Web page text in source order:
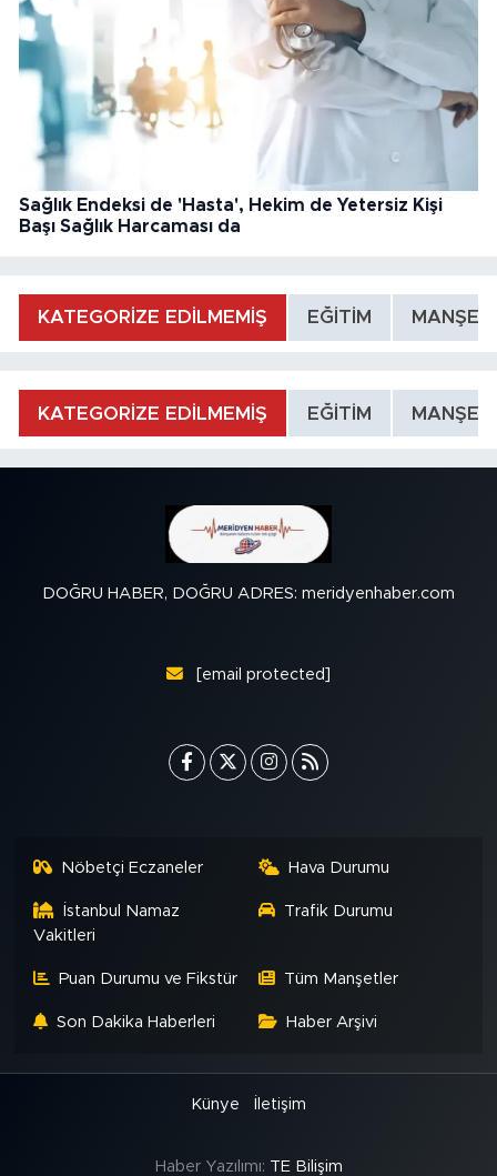
Sağlık Endeksi de 'Hasta', Hekim de Yetersiz Kişi
Başı Sağlık Harcaması da
KATEGORİZE EDİLMEMİŞ EĞİTİM MANŞET
KATEGORİZE EDİLMEMİŞ EĞİTİM MANŞET
DOĞRU HABER, DOĞRU ADRES: meridyenhaber.com
[email protected]
Nöbetçi Eczaneler Hava Durumu
İstanbul Namaz
Vakitleri
Trafik Durumu
Puan Durumu ve Fikstür Tüm Manşetler
Son Dakika Haberleri Haber Arşivi
Künye İletişim
Haber Yazılımı: TE Bilişim